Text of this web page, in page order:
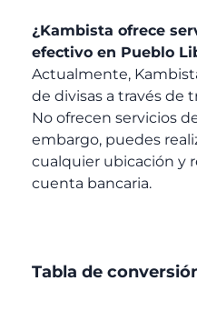
¿Kambista ofrece
efectivo en Pueblo
Actualmente,
de divisas a través de
No ofrecen servicios
embargo, puedes
cualquier ubicación y
cuenta bancaria.
Tabla de